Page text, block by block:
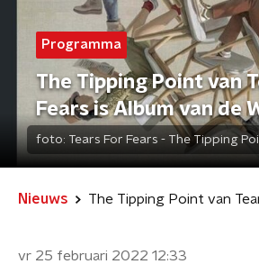
Programma
The Tipping Point van
Fears is Album van de
foto: Tears For Fears - The Tipping
Nieuws
vr 25 februari 2022 12:33